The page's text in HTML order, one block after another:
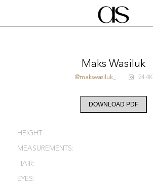
Maks Wasiluk
@makswasiluk_ 24.4K
DOWNLOAD PDF
HEIGHT:
MEASUREMENTS:
HAIR:
EYES: